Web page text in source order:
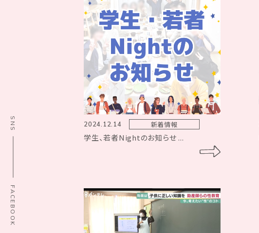
SNS
FACEBOOK
2024.12.14 新着情報
学生、若者Nightのお知らせ ...